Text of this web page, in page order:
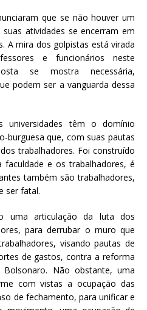
que se não houver um
atividades se encerram em
A mira dos golpistas está virada
e funcionários neste
se mostra necessária,
podem ser a vanguarda dessa
universidades têm o domínio
burguesa que, com suas pautas
trabalhadores. Foi construído
e os trabalhadores, é
também são trabalhadores,
ser fatal.
uma articulação da luta dos
para derrubar o muro que
visando pautas de
de gastos, contra a reforma
Não obstante, uma
com vistas a ocupação das
de fechamento, para unificar e